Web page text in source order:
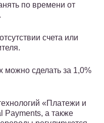
по времени от
счета или
можно сделать за 1,0%
«Платежи и
Payments, а также